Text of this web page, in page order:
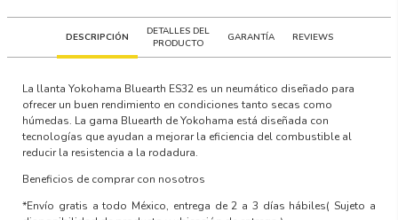
DESCRIPCIÓN
DETALLES DEL
PRODUCTO
GARANTÍA REVIEWS
La llanta Yokohama Bluearth ES32 es un neumático diseñado para
ofrecer un buen rendimiento en condiciones tanto secas como
húmedas. La gama Bluearth de Yokohama está diseñada con
tecnologías que ayudan a mejorar la eficiencia del combustible al
reducir la resistencia a la rodadura.
Beneficios de comprar con nosotros
*Envío gratis a todo México, entrega de 2 a 3 días hábiles( Sujeto a